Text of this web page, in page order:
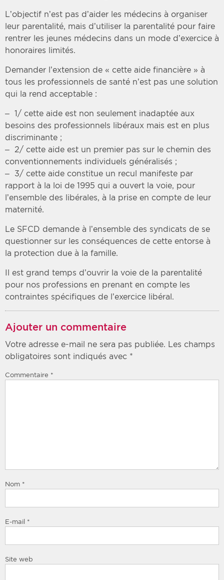
L’objectif n’est pas d’aider les médecins à organiser
leur parentalité, mais d’utiliser la parentalité pour faire
rentrer les jeunes médecins dans un mode d’exercice à
honoraires limités.
Demander l’extension de « cette aide financière » à
tous les professionnels de santé n’est pas une solution
qui la rend acceptable :
– 1/ cette aide est non seulement inadaptée aux
besoins des professionnels libéraux mais est en plus
discriminante ;
– 2/ cette aide est un premier pas sur le chemin des
conventionnements individuels généralisés ;
– 3/ cette aide constitue un recul manifeste par
rapport à la loi de 1995 qui a ouvert la voie, pour
l’ensemble des libérales, à la prise en compte de leur
maternité.
Le SFCD demande à l’ensemble des syndicats de se
questionner sur les conséquences de cette entorse à
la protection due à la famille.
Il est grand temps d’ouvrir la voie de la parentalité
pour nos professions en prenant en compte les
contraintes spécifiques de l’exercice libéral.
Ajouter un commentaire
Votre adresse e-mail ne sera pas publiée. Les champs
obligatoires sont indiqués avec *
Commentaire *
Nom *
E-mail *
Site web